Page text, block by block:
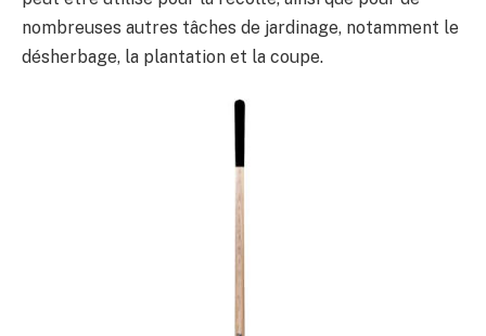
nombreuses autres tâches de jardinage, notamment le
désherbage, la plantation et la coupe.